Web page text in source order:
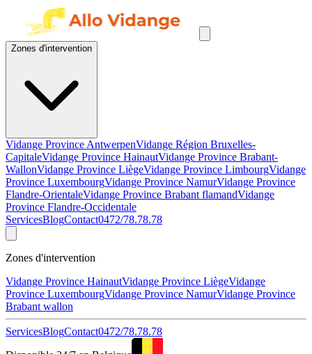
Zones d'intervention
Vidange Province AntwerpenVidange Région Bruxelles-
CapitaleVidange Province HainautVidange Province Brabant-
WallonVidange Province LiègeVidange Province LimbourgVidange
Province LuxembourgVidange Province NamurVidange Province
Flandre-OrientaleVidange Province Brabant flamandVidange
Province Flandre-Occidentale
ServicesBlogContact0472/78.78.78
Zones d'intervention
Vidange Province HainautVidange Province LiègeVidange
Province LuxembourgVidange Province NamurVidange Province
Brabant wallon
ServicesBlogContact0472/78.78.78